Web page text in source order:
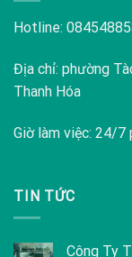
Hotline:
Địa chỉ: phường
Thanh Hóa
Giờ làm việc: 24/7
TIN TỨC
Công Ty